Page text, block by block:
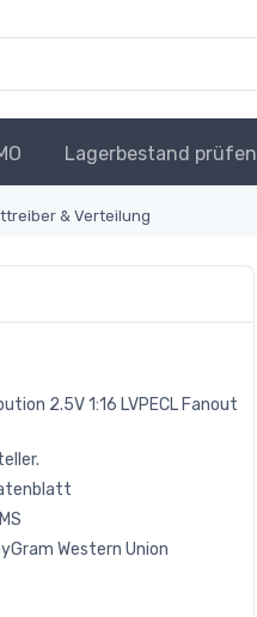
Lagerbestand prüfen
& Verteilung
2.5V 1:16 LVPECL Fanout
Western Union